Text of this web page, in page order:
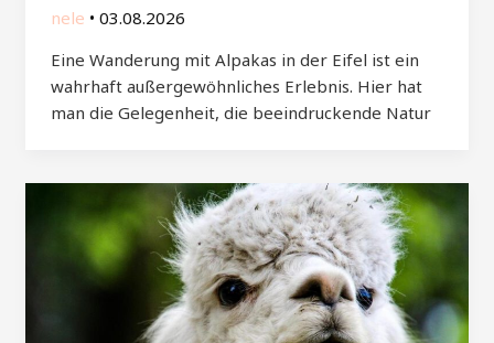
nele • 03.08.2026
Eine Wanderung mit Alpakas in der Eifel ist ein
wahrhaft außergewöhnliches Erlebnis. Hier hat
man die Gelegenheit, die beeindruckende Natur